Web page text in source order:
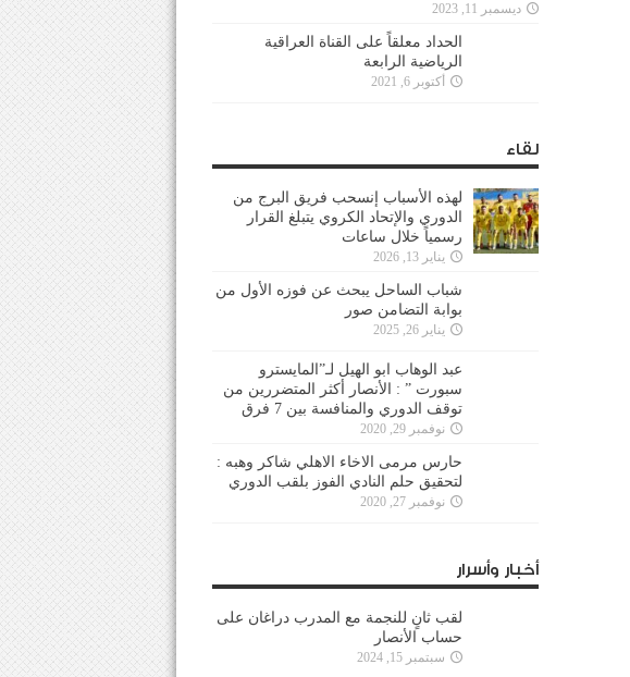
ديسمبر 11, 2023
الحداد معلقاً على القناة العراقية
الرياضية الرابعة
أكتوبر 6, 2021
لقاء
لهذه الأسباب إنسحب فريق البرج من
الدوري والإتحاد الكروي يتبلغ القرار
رسمياً خلال ساعات
يناير 13, 2026
شباب الساحل يبحث عن فوزه الأول من
بوابة التضامن صور
يناير 26, 2025
عبد الوهاب ابو الهيل لـ”المايسترو
سبورت ” : الأنصار أكثر المتضررين من
توقف الدوري والمنافسة بين 7 فرق
نوفمبر 29, 2020
حارس مرمى الاخاء الاهلي شاكر وهبه :
لتحقيق حلم النادي الفوز بلقب الدوري
نوفمبر 27, 2020
أخبار وأسرار
لقب ثانٍ للنجمة مع المدرب دراغان على
حساب الأنصار
سبتمبر 15, 2024